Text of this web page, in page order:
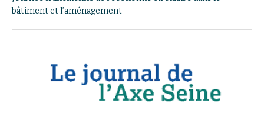
bâtiment et l’aménagement